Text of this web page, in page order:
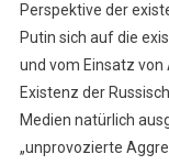
Perspektive der
Putin sich auf die
und vom Einsatz
Existenz der
Medien natürlich
„unprovozierte